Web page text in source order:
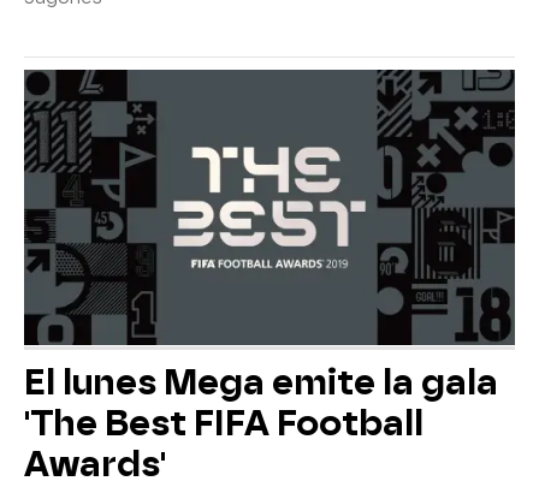
El lunes Mega emite la gala
'The Best FIFA Football
Awards'